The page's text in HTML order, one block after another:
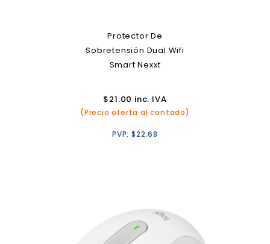
Protector De
Sobretensión Dual Wifi
Smart Nexxt
$21.00 inc. IVA
(Precio oferta al contado)
PVP:$22.68